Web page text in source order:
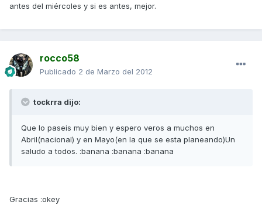
antes del miércoles y si es antes, mejor.
rocco58
Publicado 2 de Marzo del 2012
tockrra dijo:
Que lo paseis muy bien y espero veros a muchos en
Abril(nacional) y en Mayo(en la que se esta planeando)Un
saludo a todos. :banana :banana :banana
Gracias :okey